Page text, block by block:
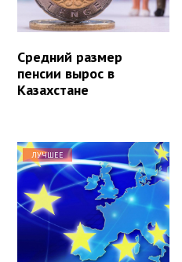
Средний размер
пенсии вырос в
Казахстане
ЛУЧШЕЕ